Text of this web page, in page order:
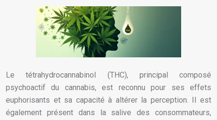
Le tétrahydrocannabinol (THC), principal composé
psychoactif du cannabis, est reconnu pour ses effets
euphorisants et sa capacité à altérer la perception. Il est
également présent dans la salive des consommateurs,